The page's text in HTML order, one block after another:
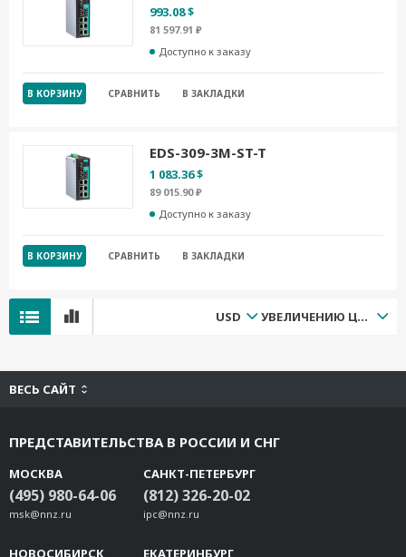
993.08 $
81 597.91 ₽
Доступно к заказу
В КОРЗИНУ СРАВНИТЬ В ЗАКЛАДКИ
EDS-309-3M-ST-T
1 083.36 $
89 015.90 ₽
Доступно к заказу
В КОРЗИНУ СРАВНИТЬ В ЗАКЛАДКИ
USD УВЕЛИЧЕНИЮ ЦЕНЫ
ВЕСЬ САЙТ
ПРЕДСТАВИТЕЛЬСТВА В РОССИИ И СНГ
МОСКВА
(495) 980-64-06
msk@nnz.ru
САНКТ-ПЕТЕРБУРГ
(812) 326-20-02
ipc@nnz.ru
НОВОСИБИРСК ЕКАТЕРИНБУРГ